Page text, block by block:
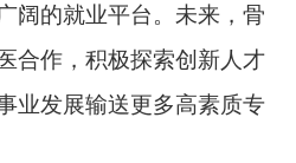
阔的就业平台。未来，骨
合作，积极探索创新人才
业发展输送更多高素质专